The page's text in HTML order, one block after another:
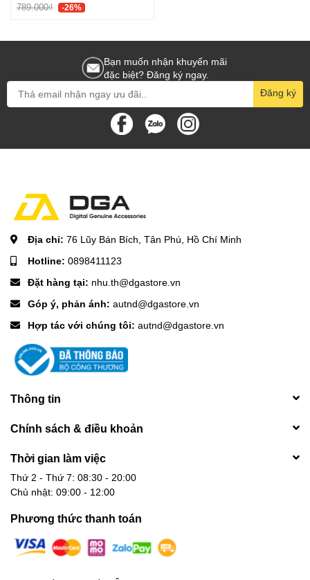
789.000₫ -26%
Bạn muốn nhận khuyến mãi
đặc biệt? Đăng ký ngay.
Đăng ký
Địa chỉ: 76 Lũy Bán Bích, Tân Phú, Hồ Chí Minh
Hotline: 0898411123
Đặt hàng tại: nhu.th@dgastore.vn
Góp ý, phản ánh: autnd@dgastore.vn
Hợp tác với chúng tôi: autnd@dgastore.vn
Thông tin
Chính sách & điều khoản
Thời gian làm việc
Thứ 2 - Thứ 7: 08:30 - 20:00
Chủ nhật: 09:00 - 12:00
Phương thức thanh toán